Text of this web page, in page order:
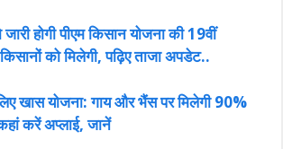
होगी पीएम किसान योजना की 19वीं
को मिलेगी, पढ़िए ताजा अपडेट..
खास योजना: गाय और भैंस पर मिलेगी 90%
करें अप्लाई, जानें